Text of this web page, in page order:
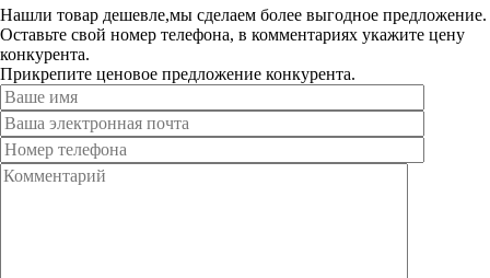
Нашли товар дешевле,мы сделаем более выгодное предложение.
Оставьте свой номер телефона, в комментариях укажите цену
конкурента.
Прикрепите ценовое предложение конкурента.